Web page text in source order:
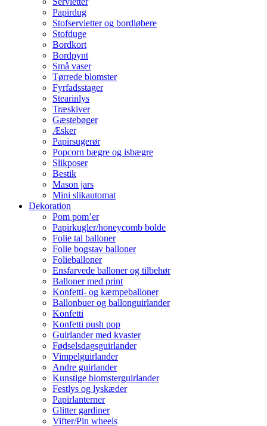
Papirdug
Stofservietter og bordløbere
Stofduge
Bordkort
Bordpynt
Små vaser
Tørrede blomster
Fyrfadsstager
Stearinlys
Træskiver
Gæstebøger
Æsker
Papirsugerør
Popcorn bægre og isbægre
Slikposer
Bestik
Mason jars
Mini slikautomat
Dekoration
Pom pom’er
Papirkugler/honeycomb bolde
Folie tal balloner
Folie bogstav balloner
Folieballoner
Ensfarvede balloner og tilbehør
Balloner med print
Konfetti- og kæmpeballoner
Ballonbuer og ballonguirlander
Konfetti
Konfetti push pop
Guirlander med kvaster
Fødselsdagsguirlander
Vimpelguirlander
Andre guirlander
Kunstige blomsterguirlander
Festlys og lyskæder
Papirlanterner
Glitter gardiner
Vifter/Pin wheels